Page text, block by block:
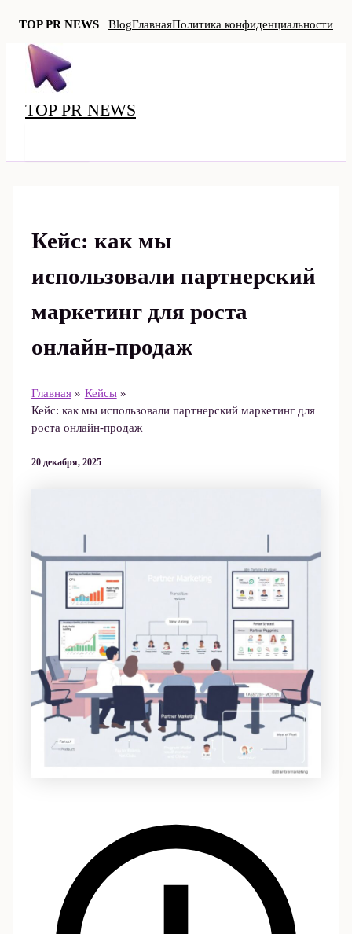
TOP PR NEWS BlogГлавнаяПолитика конфиденциальности
Перейти
содержимому
TOP PR NEWS
Кейс: как мы
использовали партнерский
маркетинг для роста
онлайн-продаж
Главная
Кейсы
Кейс: как мы использовали партнерский маркетинг для
роста онлайн-продаж
20 декабря, 2025